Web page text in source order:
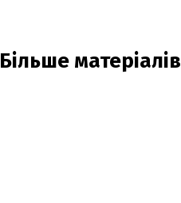
Більше матеріалів